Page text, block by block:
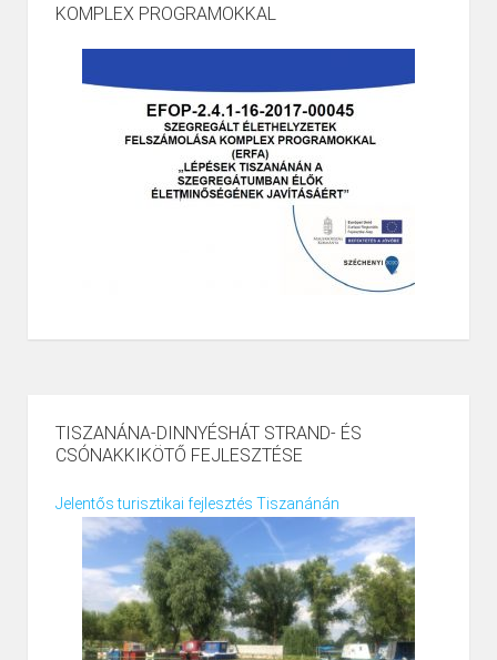
KOMPLEX PROGRAMOKKAL
TISZANÁNA-DINNYÉSHÁT STRAND- ÉS
CSÓNAKKIKÖTŐ FEJLESZTÉSE
Jelentős turisztikai fejlesztés Tiszanánán